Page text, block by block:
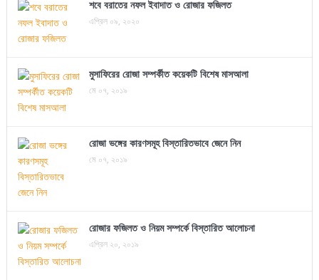
শবে বরাতের নফল ইবাদাত ও রোজার ফজিলত
এপ্রিল ০৯, ২০২০
মুসাফিরের রোজা সম্পর্কীত কয়েকটি বিশেষ মাসআলা
মে ০৭, ২০১৯
রোজা ভঙ্গের কারণসমূহ বিস্তারিতভাবে জেনে নিন
মে ০৭, ২০১৯
রোজার ফজিলত ও নিয়ম সম্পর্কে বিস্তারিত আলোচনা
এপ্রিল ২০, ২০১৯